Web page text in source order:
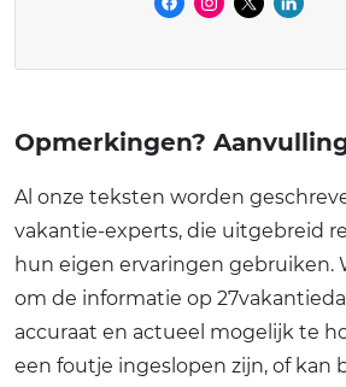
Opmerkingen?
Al onze teksten worden
vakantie-experts, die uitgebreid
hun eigen ervaringen gebruiken.
om de informatie op
accuraat en actueel mogelijk te
een foutje ingeslopen zijn, of kan